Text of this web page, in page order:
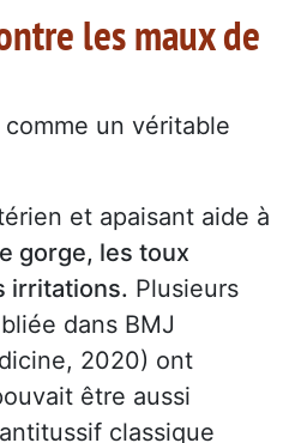
les maux de
un véritable
et apaisant aide à
gorge, les toux
irritations. Plusieurs
dans BMJ
2020) ont
être aussi
classique